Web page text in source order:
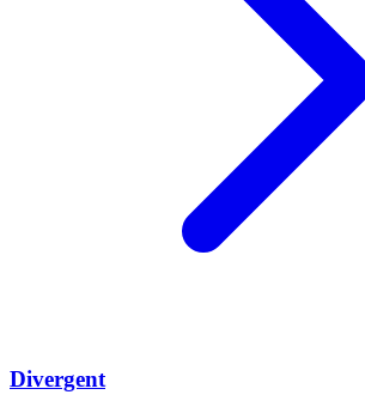
Divergent